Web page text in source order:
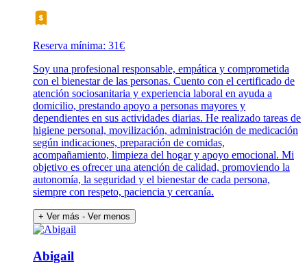
Reserva mínima: 31€
Soy una profesional responsable, empática y comprometida
con el bienestar de las personas. Cuento con el certificado de
atención sociosanitaria y experiencia laboral en ayuda a
domicilio, prestando apoyo a personas mayores y
dependientes en sus actividades diarias. He realizado tareas de
higiene personal, movilización, administración de medicación
según indicaciones, preparación de comidas,
acompañamiento, limpieza del hogar y apoyo emocional. Mi
objetivo es ofrecer una atención de calidad, promoviendo la
autonomía, la seguridad y el bienestar de cada persona,
siempre con respeto, paciencia y cercanía.
+ Ver más - Ver menos
Abigail